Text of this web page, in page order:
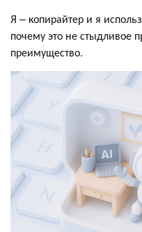
Я – копирайтер и я
почему это не стыдливое
преимущество.